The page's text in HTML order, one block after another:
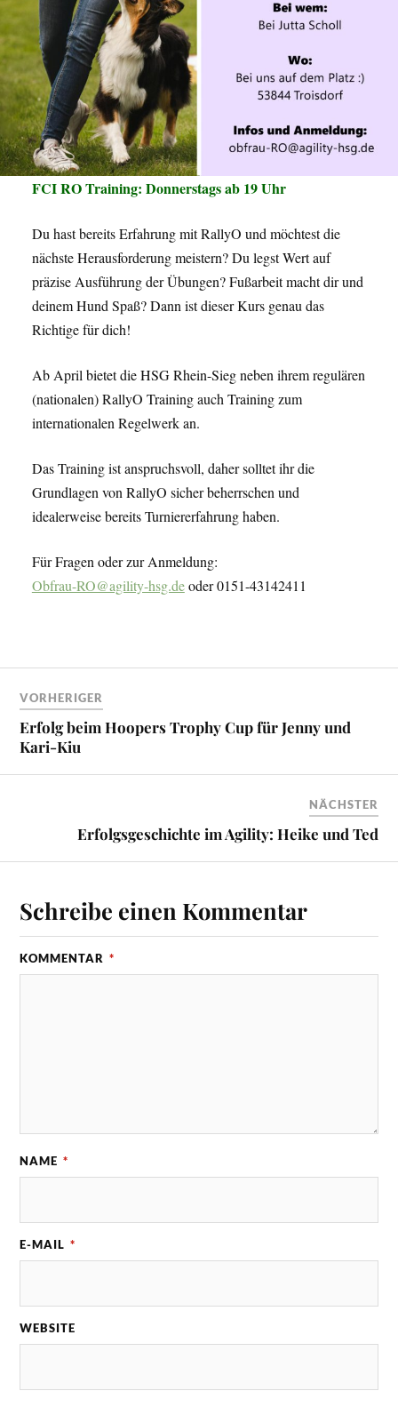
FCI RO Training: Donnerstags ab 19 Uhr
Du hast bereits Erfahrung mit RallyO und möchtest die
nächste Herausforderung meistern? Du legst Wert auf
präzise Ausführung der Übungen? Fußarbeit macht dir und
deinem Hund Spaß? Dann ist dieser Kurs genau das
Richtige für dich!
Ab April bietet die HSG Rhein-Sieg neben ihrem regulären
(nationalen) RallyO Training auch Training zum
internationalen Regelwerk an.
Das Training ist anspruchsvoll, daher solltet ihr die
Grundlagen von RallyO sicher beherrschen und
idealerweise bereits Turniererfahrung haben.
Für Fragen oder zur Anmeldung:
Obfrau-RO@agility-hsg.deoder 0151-43142411
VORHERIGER
Erfolg beim Hoopers Trophy Cup für Jenny und
Kari-Kiu
NÄCHSTER
Erfolgsgeschichte im Agility: Heike und Ted
Schreibe einen Kommentar
KOMMENTAR *
NAME *
E-MAIL *
WEBSITE